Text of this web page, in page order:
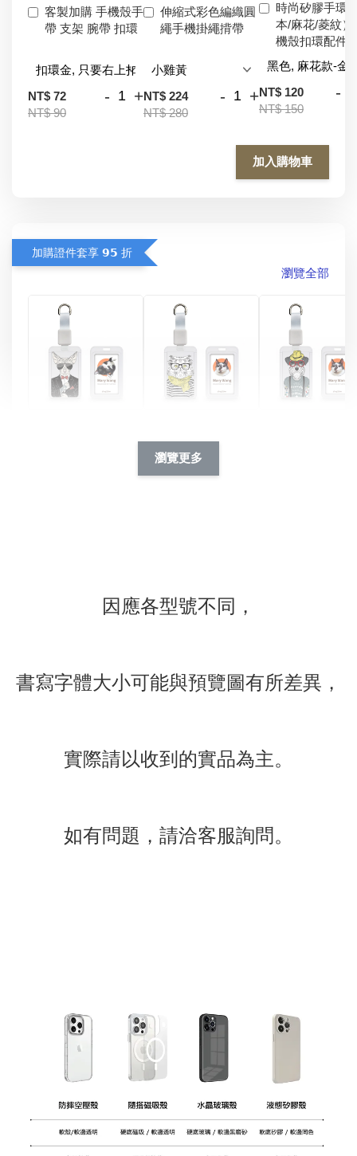
客製加購 手機殼手
帶 支架 腕帶 扣環
NT$ 72
NT$ 90
- +
伸縮式彩色編織圓
繩手機掛繩揹帶
NT$ 224
NT$ 280
- +
時尚矽膠手環
本/麻花/菱紋）
機殼扣環配件
NT$ 120
NT$ 150
-
加入購物車
加購證件套享 𝟵𝟱 折
瀏覽全部
件套(附伸縮卡扣)
CSAA05
瀏覽更多
瀏覽更多
因應各型號不同，
書寫字體大小可能與預覽圖有所差異，
實際請以收到的實品為主。
如有問題 ，請洽客服詢問。